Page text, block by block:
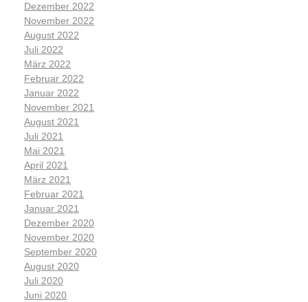
Dezember 2022
November 2022
August 2022
Juli 2022
März 2022
Februar 2022
Januar 2022
November 2021
August 2021
Juli 2021
Mai 2021
April 2021
März 2021
Februar 2021
Januar 2021
Dezember 2020
November 2020
September 2020
August 2020
Juli 2020
Juni 2020